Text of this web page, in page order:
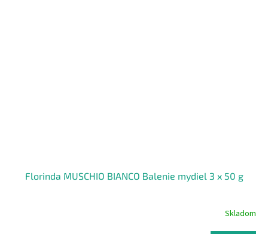
Florinda MUSCHIO BIANCO Balenie mydiel 3 x 50 g
Skladom